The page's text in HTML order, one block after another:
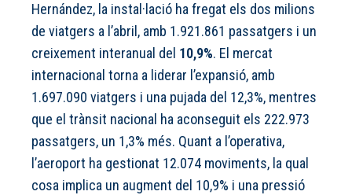
Hernández, la instal·lació ha fregat els dos milions
de viatgers a l’abril, amb 1.921.861 passatgers i un
creixement interanual del 10,9%. El mercat
internacional torna a liderar l’expansió, amb
1.697.090 viatgers i una pujada del 12,3%, mentres
que el trànsit nacional ha aconseguit els 222.973
passatgers, un 1,3% més. Quant a l’operativa,
l’aeroport ha gestionat 12.074 moviments, la qual
cosa implica un augment del 10,9% i una pressió